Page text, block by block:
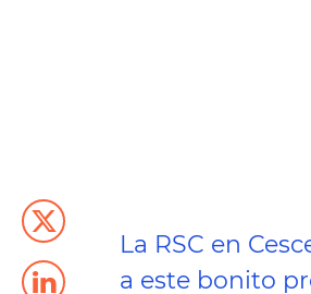
La RSC en
a este bonito